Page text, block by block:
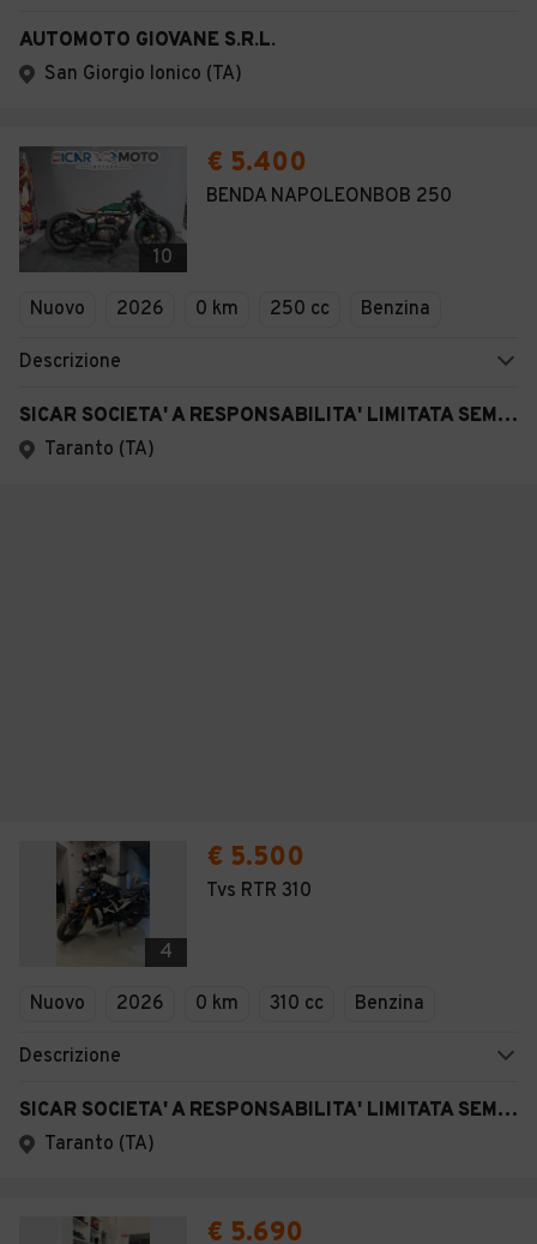
AUTOMOTO GIOVANE S.R.L.
San Giorgio Ionico (TA)
10
€ 5.400
BENDA NAPOLEONBOB 250
Nuovo 2026 0 km 250 cc Benzina
Descrizione
SICAR SOCIETA' A RESPONSABILITA' LIMITATA SEMPLIFICATA
Taranto (TA)
4
€ 5.500
Tvs RTR 310
Nuovo 2026 0 km 310 cc Benzina
Descrizione
SICAR SOCIETA' A RESPONSABILITA' LIMITATA SEMPLIFICATA
Taranto (TA)
€ 5.690